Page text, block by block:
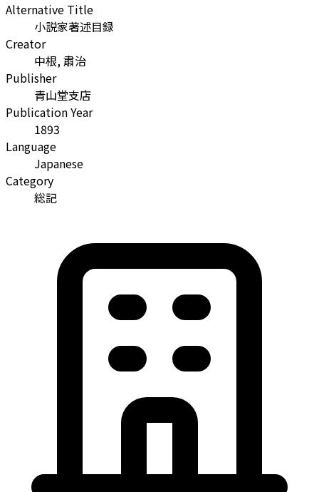
Alternative Title
小説家著述目録
Creator
中根, 肅治
Publisher
青山堂支店
Publication Year
1893
Language
Japanese
Category
総記